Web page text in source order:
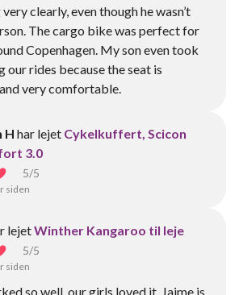
clearly, even though he wasn’t
The cargo bike was perfect for
Copenhagen. My son even took
our rides because the seat is
very comfortable.
H har lejet Cykelkuffert, Scicon
3.0
5/5
siden
lejetWinther Kangaroo til leje
5/5
siden
so well, our girls loved it. Jaime is